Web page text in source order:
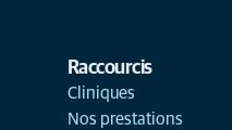
Raccourcis
Cliniques
Nos prestations